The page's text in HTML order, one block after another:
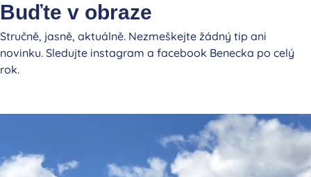
Buďte v obraze
Stručně, jasně, aktuálně. Nezmeškejte žádný tip ani
novinku. Sledujte instagram a facebook Benecka po celý
rok.